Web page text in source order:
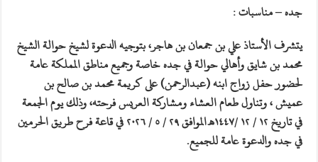
جده – مناسبات :
يتشرف الأستاذ علي بن جمعان بن هاجر، بتوجيه الدعوة لشيخ حوالة الشيخ
محمد بن شايق وأهالي حوالة في جده خاصة وجميع مناطق المملكة عامة
لحضور حفل زواج ابنه (عبدالرحمن) على كريمة محمد بن صالح بن
عميش ، وتناول طعام العشاء ومشاركة العريس فرحته، وذلك يوم الجمعة
في تاريخ ١٢ / ١٢ /١٤٤٧هـ الموافق ٢٩ / ٥ / ٢٠٢٦ في قاعة فرح طريق الحرمين
في جده والدعوة عامة للجميع.